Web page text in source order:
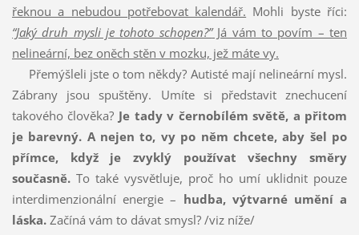
řeknou a nebudou potřebovat kalendář. Mohli byste říci:
“Jaký druh mysli je tohoto schopen?”Já vám to povím – ten
nelineární, bez oněch stěn v mozku, jež máte vy.
Přemýšleli jste o tom někdy? Autisté mají nelineární mysl.
Zábrany jsou spuštěny. Umíte si představit znechucení
takového člověka? Je tady v černobílém světě, a přitom
je barevný. A nejen to, vy po něm chcete, aby šel po
přímce, když je zvyklý používat všechny směry
současně. To také vysvětluje, proč ho umí uklidnit pouze
interdimenzionální energie – hudba, výtvarné umění a
láska.Začíná vám to dávat smysl? /viz níže/